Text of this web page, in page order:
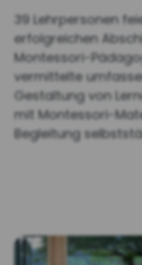
39 Lehrpersonen
erfolgreichen
Montessori-
vermittelte
Gestaltung von
mit Montessori-
Begleitung